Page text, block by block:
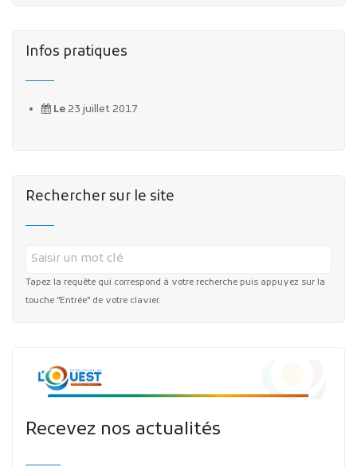
Infos pratiques
Le23 juillet 2017
Rechercher sur le site
Tapez la requête qui correspond à votre recherche puis appuyez sur la
touche "Entrée" de votre clavier.
Recevez nos actualités